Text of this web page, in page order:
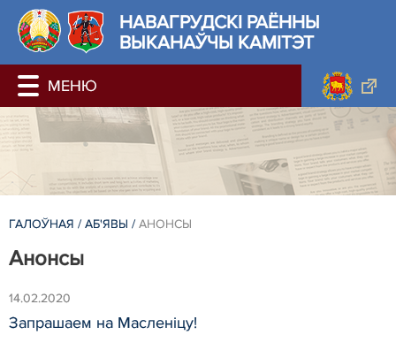
НАВАГРУДСКІ РАЁННЫ
ВЫКАНАЎЧЫ КАМІТЭТ
ГАЛОЎНАЯ / АБ'ЯВЫ / АНОНСЫ
Анонсы
14.02.2020
Запрашаем на Масленіцу!